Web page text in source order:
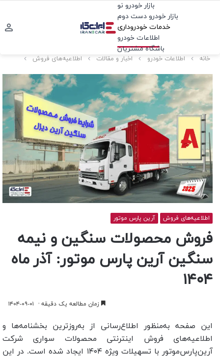
بازار خودرو نو
بازار خودرو دست دوم
خدمات خودروداری
اطلاعات خودرو
باشگاه مشتریان
خانه اطلاعات خودرو اخبار و مقالات اطلاعیه‌های فروش
اطلاعیه‌های فروش آرین پارس موتور
فروش محصولات سنگین و نیمه
سنگین آرین پارس موتور: آذر ماه
۱۴۰۴
۱۴۰۴-۰۹-۰۱ زمان مطالعه یک دقیقه
این صفحه به‌منظور اطلاع‌رسانی از به‌روزترین بخشنامه‌ها و
اطلاعیه‌های فروش اینترنتی محصولات سواری شرکت
آرین‌پارس‌موتور با تسهیلات ویژه ۱۴۰۴ ایجاد شده است. در این